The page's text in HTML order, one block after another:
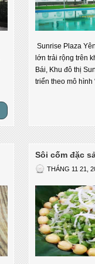
Sunrise Plaza
lớn trải rộng trên
Bái, Khu đô thị
triển theo mô hình
Sôi cốm đặc
THÁNG 11 21,